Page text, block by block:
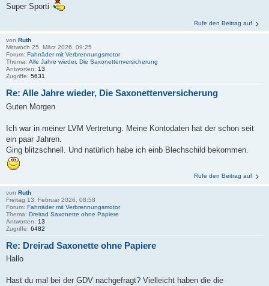
Super Sporti
Rufe den Beitrag auf
von Ruth
Mittwoch 25. März 2026, 09:25
Forum: Fahrräder mit Verbrennungsmotor
Thema: Alle Jahre wieder, Die Saxonettenversicherung
Antworten: 13
Zugriffe: 5631
Re: Alle Jahre wieder, Die Saxonettenversicherung
Guten Morgen
Ich war in meiner LVM Vertretung. Meine Kontodaten hat der schon seit
ein paar Jahren.
Ging blitzschnell. Und natürlich habe ich einb Blechschild bekommen.
Rufe den Beitrag auf
von Ruth
Freitag 13. Februar 2026, 08:58
Forum: Fahrräder mit Verbrennungsmotor
Thema: Dreirad Saxonette ohne Papiere
Antworten: 13
Zugriffe: 6482
Re: Dreirad Saxonette ohne Papiere
Hallo
Hast du mal bei der GDV nachgefragt? Vielleicht haben die die